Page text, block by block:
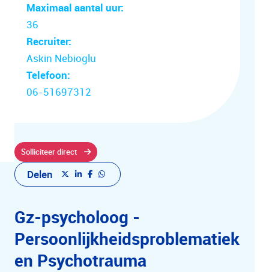
Maximaal aantal uur:
36
Recruiter:
Askin Nebioglu
Telefoon:
06-51697312
Solliciteer direct
Delen
Gz-psycholoog -
Persoonlijkheidsproblematiek
en Psychotrauma